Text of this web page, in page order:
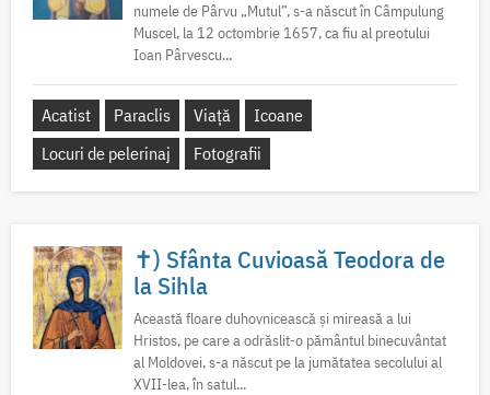
numele de Pârvu „Mutul”, s-a născut în Câmpulung
Muscel, la 12 octombrie 1657, ca fiu al preotului
Ioan Pârvescu...
Acatist Paraclis Viață
Icoane
Locuri de pelerinaj
Fotografii
✝) Sfânta Cuvioasă Teodora de
la Sihla
Această floare duhovnicească și mireasă a lui
Hristos, pe care a odrăslit-o pământul binecuvântat
al Moldovei, s-a născut pe la jumătatea secolului al
XVII-lea, în satul...